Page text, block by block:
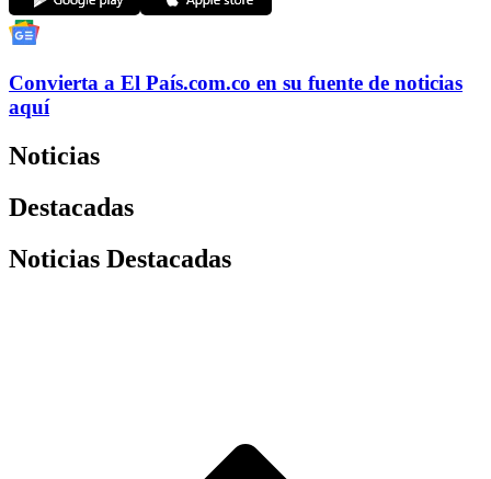
Convierta a El País.com.co en su fuente de noticias
aquí
Noticias
Destacadas
Noticias Destacadas